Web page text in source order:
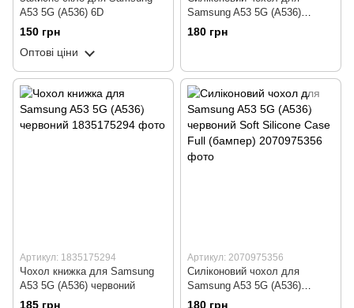
A53 5G (A536) 6D
150 грн
Оптові ціни
Samsung A53 5G (A536)
чорний Soft Silicone Case Full
(бампер)
180 грн
Артикул: 1835175294
Чохол книжка для Samsung
A53 5G (A536) червоний
185 грн
Артикул: 2070975356
Силіконовий чохол для
Samsung A53 5G (A536)
червоний Soft Silicone Case
180 грн